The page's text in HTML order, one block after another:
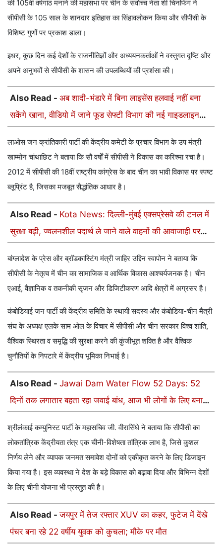
की 105वीं वर्षगांठ मनाने की महासभा पर चीन के सर्वोच्च नेता शी चिनफिंग ने
सीपीसी के 105 साल के शानदार इतिहास का सिंहावलोकन किया और सीपीसी के
विशिष्ट गुणों पर प्रकाश डाला।
इधर, कुछ दिन कई देशों के राजनीतिज्ञों और अध्ययनकर्ताओं ने वस्तुगत दृष्टि और
अपने अनुभवों से सीपीसी के शासन की उपलब्धियों की प्रशंसा की।
Also Read - अब शादी-भंडारे में बिना लाइसेंस हलवाई नहीं बना
सकेंगे खाना, वीडियो में जाने फूड सेफ्टी विभाग की नई गाइडलाइन
लाओस जन क्रांतिकारी पार्टी की केंद्रीय कमेटी के प्रचार विभाग के उप मंत्री
खाम्मोन चांथाछिट ने बताया कि सौ वर्षों में सीपीसी ने विकास का करिश्मा रचा है।
2012 में सीपीसी की 18वीं राष्ट्रीय कांग्रेस के बाद चीन का भावी विकास पर स्पष्ट
ब्लूप्रिंट है, जिसका मजबूत सैद्धांतिक आधार है।
Also Read - Kota News: दिल्ली-मुंबई एक्सप्रेसवे की टनल में
सुरक्षा बढ़ी, ज्वलनशील पदार्थ ले जाने वाले वाहनों की आवाजाही पर
बांग्लादेश के प्रेस और ब्रॉडकास्टिंग मंत्री जाहिर उद्दिन स्वापोन ने बताया कि
सीपीसी के नेतृत्व में चीन का सामाजिक व आर्थिक विकास आश्चर्यजनक है। चीन
एआई, वैज्ञानिक व तकनीकी सृजन और डिजिटीकरण आदि क्षेत्रों में अग्रसर है।
कंबोडियाई जन पार्टी की केंद्रीय समिति के स्थायी सदस्य और कंबोडिया-चीन मैत्री
संघ के अध्यक्ष एलके साम ओल के विचार में सीपीसी और चीन सरकार विश्व शांति,
वैश्विक स्थिरता व समृद्धि की सुरक्षा करने की कुंजीभूत शक्ति है और वैश्विक
चुनौतियों के निपटारे में केंद्रीय भूमिका निभाई है।
Also Read - Jawai Dam Water Flow 52 Days: 52
दिनों तक लगातार बहता रहा जवाई बांध, आज भी लोगों के लिए बना
श्रीलंकाई कम्युनिस्ट पार्टी के महासचिव जी. वीरासिंघे ने बताया कि सीपीसी का
लोकतांत्रिक केंद्रीयता तंत्र एक चीनी-विशेषता तांत्रिक लाभ है, जिसे कुशल
निर्णय लेने और व्यापक जनमत समावेश दोनों को एकीकृत करने के लिए डिजाइन
किया गया है। इस व्यवस्था ने देश के बड़े विकास को बढ़ावा दिया और विभिन्न देशों
के लिए चीनी योजना भी प्रस्तुत की है।
Also Read -जयपुर में तेज रफ्तार XUV का कहर, फुटेज में देंखे
पंचर बना रहे 22 वर्षीय युवक को कुचला; मौके पर मौत